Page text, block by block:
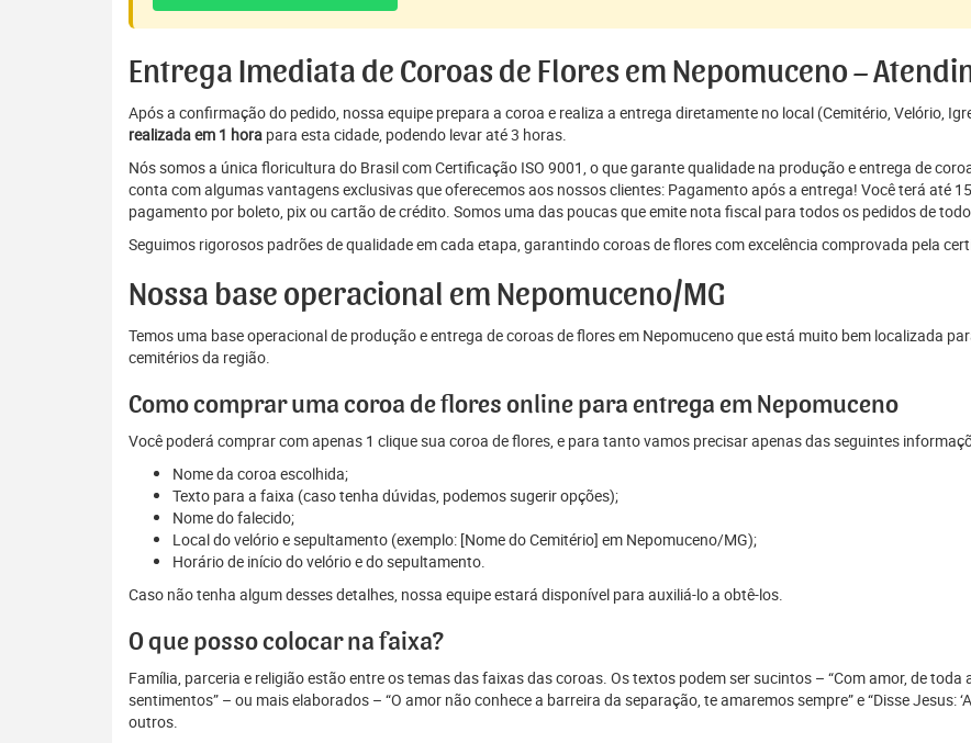
Entrega Imediata de Coroas de Flores em Nepomuceno –
Após a confirmação do pedido, nossa equipe prepara a coroa e realiza a entrega diretamente no local (Cemitério, Velório,
realizada em 1 hora para esta cidade, podendo levar até 3 horas.
Nós somos a única floricultura do Brasil com Certificação ISO 9001, o que garante qualidade na produção e entrega de
conta com algumas vantagens exclusivas que oferecemos aos nossos clientes: Pagamento após a entrega! Você terá até
pagamento por boleto, pix ou cartão de crédito. Somos uma das poucas que emite nota fiscal para todos os pedidos de
Seguimos rigorosos padrões de qualidade em cada etapa, garantindo coroas de flores com excelência comprovada pela
Nossa base operacional em Nepomuceno/MG
Temos uma base operacional de produção e entrega de coroas de flores em Nepomuceno que está muito bem localizada
cemitérios da região.
Como comprar uma coroa de flores online para entrega em Nepomuceno
Você poderá comprar com apenas 1 clique sua coroa de flores, e para tanto vamos precisar apenas das seguintes
Nome da coroa escolhida;
Texto para a faixa (caso tenha dúvidas, podemos sugerir opções);
Nome do falecido;
Local do velório e sepultamento (exemplo: [Nome do Cemitério] em Nepomuceno/MG);
Horário de início do velório e do sepultamento.
Caso não tenha algum desses detalhes, nossa equipe estará disponível para auxiliá-lo a obtê-los.
O que posso colocar na faixa?
Família, parceria e religião estão entre os temas das faixas das coroas. Os textos podem ser sucintos – “Com amor, de toda
sentimentos” – ou mais elaborados – “O amor não conhece a barreira da separação, te amaremos sempre” e “Disse Jesus:
outros.